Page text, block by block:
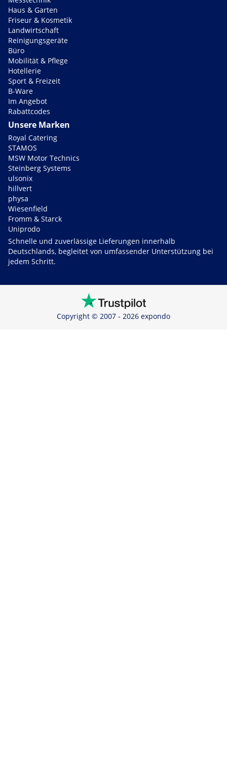
Haus & Garten
Friseur & Kosmetik
Landwirtschaft
Reinigungsgeräte
Büro
Mobilität & Pflege
Hotellerie
Sport & Freizeit
B-Ware
Im Angebot
Rabattcodes
Unsere Marken
Royal Catering
STAMOS
MSW Motor Technics
Steinberg Systems
ulsonix
hillvert
physa
Wiesenfield
Fromm & Starck
Uniprodo
Schnelle und zuverlässige Lieferungen innerhalb
Deutschlands, begleitet von umfassender Unterstützung bei
jedem Schritt.
Copyright © 2007 - 2026 expondo